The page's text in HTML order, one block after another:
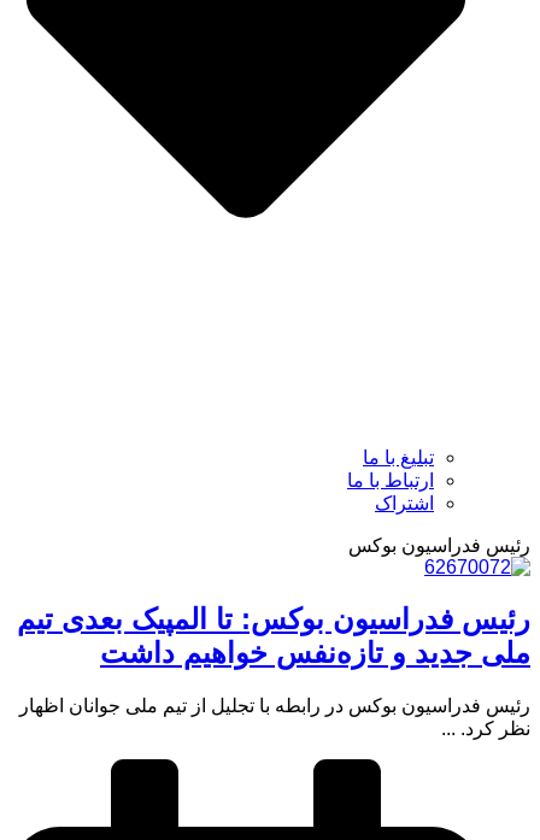
تبلیغ با ما
ارتباط با ما
اشتراک
رئیس فدراسیون بوکس
رئیس فدراسیون بوکس: تا المپیک بعدی تیم
ملی جدید و تازه‌نفس خواهیم داشت
رئیس فدراسیون بوکس در رابطه با تجلیل از تیم ملی جوانان اظهار
نظر کرد. ...